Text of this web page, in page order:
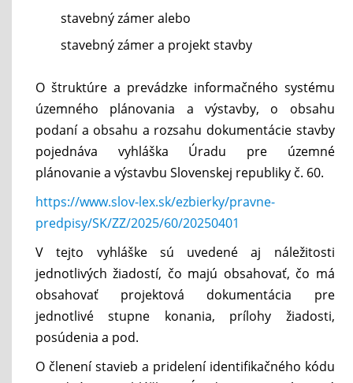
stavebný zámer alebo
stavebný zámer a projekt stavby
O štruktúre a prevádzke informačného systému
územného plánovania a výstavby, o obsahu
podaní a obsahu a rozsahu dokumentácie stavby
pojednáva vyhláška Úradu pre územné
plánovanie a výstavbu Slovenskej republiky č. 60.
https://www.slov-lex.sk/ezbierky/pravne-
predpisy/SK/ZZ/2025/60/20250401
V tejto vyhláške sú uvedené aj náležitosti
jednotlivých žiadostí, čo majú obsahovať, čo má
obsahovať projektová dokumentácia pre
jednotlivé stupne konania, prílohy žiadosti,
posúdenia a pod.
O členení stavieb a pridelení identifikačného kódu